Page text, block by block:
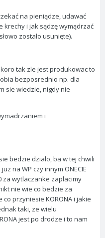
na pieniądze, udawać
krechy i jak sądzę wymądrzać
zostało usunięte).
tak zle jest produkowac to
bezposrednio np. dla
sie wiedzie, nigdy nie
i
bedzie dzialo, ba w tej chwili
na WP czy innym ONECIE
za wytlaczanke zaplacimy
nie wie co bedzie za
przyniesie KORONA i jakie
taki, ze wielu
jest po drodze i to nam